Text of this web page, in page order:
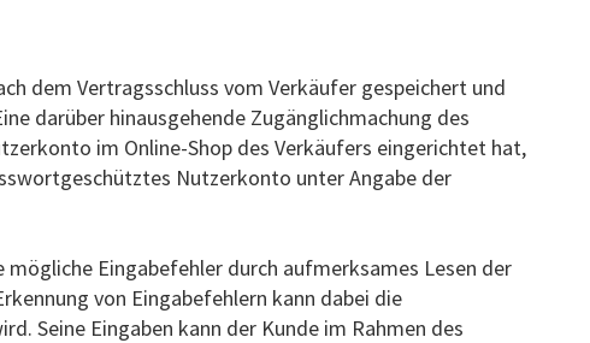
dem Vertragsschluss vom Verkäufer gespeichert und
darüber hinausgehende Zugänglichmachung des
im Online-Shop des Verkäufers eingerichtet hat,
Nutzerkonto unter Angabe der
Eingabefehler durch aufmerksames Lesen der
von Eingabefehlern kann dabei die
Seine Eingaben kann der Kunde im Rahmen des